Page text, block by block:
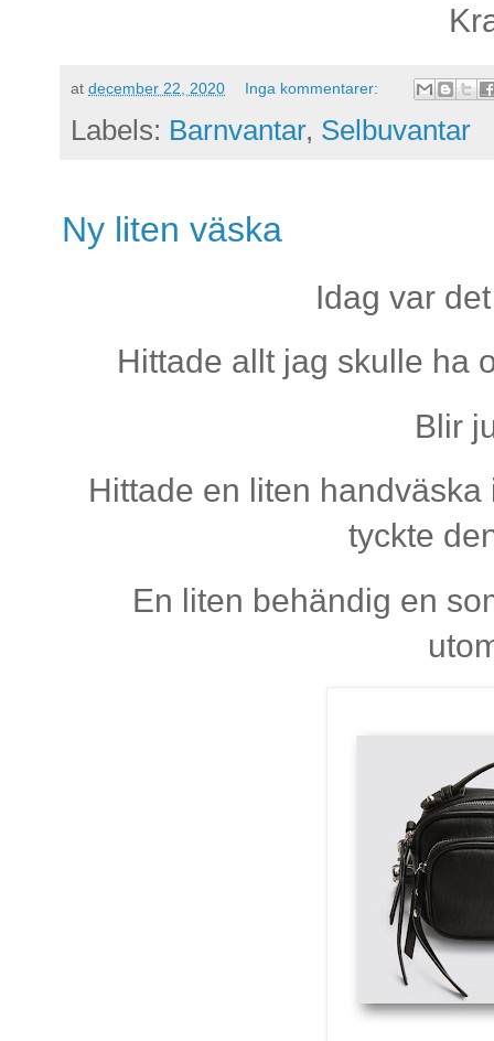
at december 22, 2020 Inga kommentarer:
Labels: Barnvantar, Selbuvantar
Ny liten väska
Idag var
Hittade allt jag skulle ha
Blir
Hittade en liten
tyckte
En liten behändig en